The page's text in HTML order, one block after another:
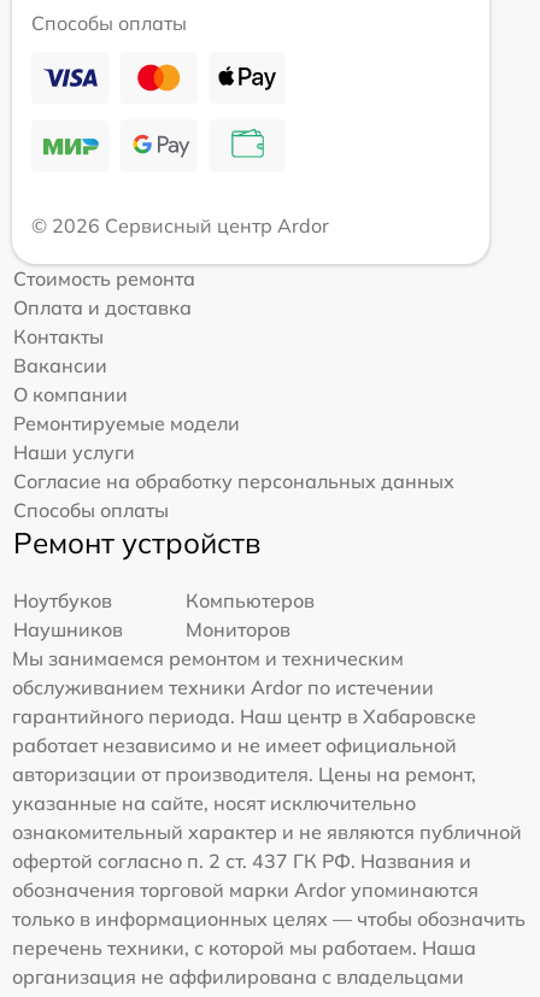
Способы оплаты
© 2026 Сервисный центр Ardor
Стоимость ремонта
Оплата и доставка
Контакты
Вакансии
О компании
Ремонтируемые модели
Наши услуги
Согласие на обработку персональных данных
Способы оплаты
Ремонт устройств
Ноутбуков
Компьютеров
Наушников
Мониторов
Мы занимаемся ремонтом и техническим
обслуживанием техники Ardor по истечении
гарантийного периода. Наш центр в Хабаровске
работает независимо и не имеет официальной
авторизации от производителя. Цены на ремонт,
указанные на сайте, носят исключительно
ознакомительный характер и не являются публичной
офертой согласно п. 2 ст. 437 ГК РФ. Названия и
обозначения торговой марки Ardor упоминаются
только в информационных целях — чтобы обозначить
перечень техники, с которой мы работаем. Наша
организация не аффилирована с владельцами